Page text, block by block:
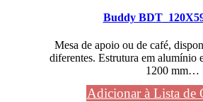
Buddy
Mesa de apoio ou de café,
diferentes. Estrutura em alumínio
1200 mm…
Adicionar à Lista de